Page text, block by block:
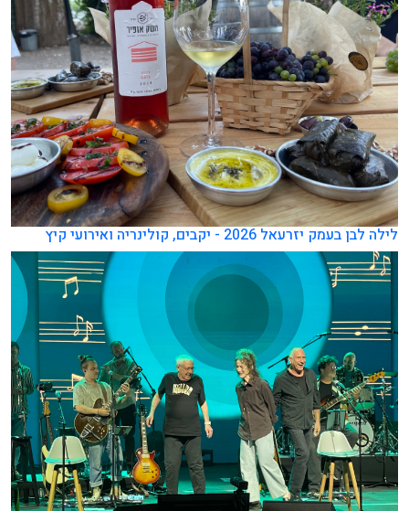
לילה לבן בעמק יזרעאל 2026 - יקבים, קולינריה ואירועי קיץ